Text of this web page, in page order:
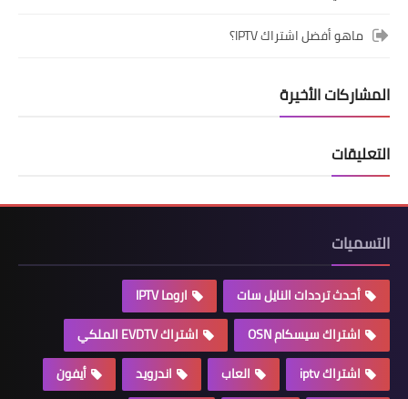
ماهو أفضل اشتراك IPTV؟
المشاركات الأخيرة
التعليقات
التسميات
أحدث ترددات النايل سات
اروما IPTV
اشتراك سيسكام OSN
اشتراك EVDTV الملكي
اشتراك iptv
العاب اندرويد
أيفون